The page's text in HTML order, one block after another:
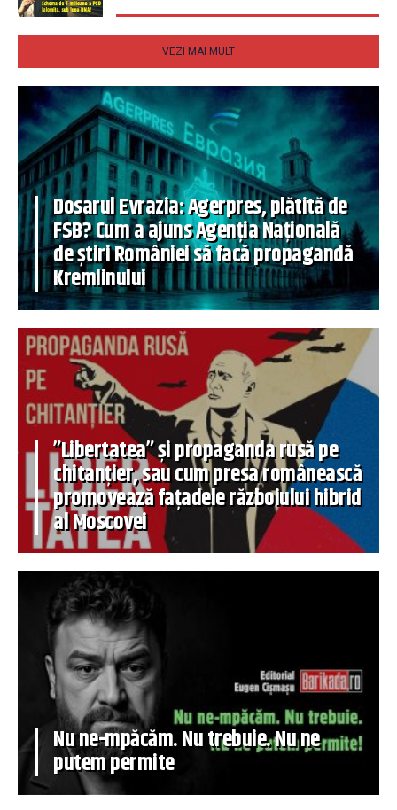
VEZI MAI MULT
Dosarul Evrazia: Agerpres, plătită de
FSB? Cum a ajuns Agenția Națională
de știri României să facă propagandă
Kremlinului
”Libertatea” și propaganda rusă pe
chitanțier, sau cum presa românească
promovează fațadele războiului hibrid
al Moscovei
Nu ne-mpăcăm. Nu trebuie. Nu ne
putem permite